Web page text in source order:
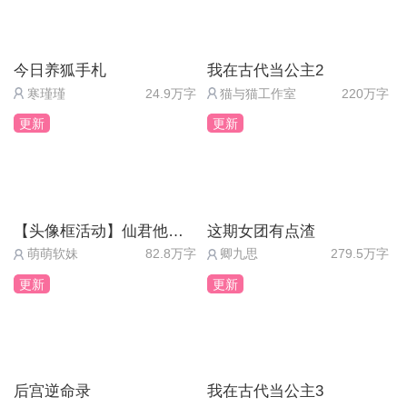
对周祈年说晚安（周祈年好感度+5）
让周祈年先挂电话（直觉+5）
拦住周祈年（直觉+5）
任由周祈年（理智+5）
今日养狐手札
寒瑾瑾 24.9万字
我在古代当公主2
猫与猫工作室 220万字
更新
【头像框活动】仙君他道心不稳
萌萌软妹 82.8万字
更新
这期女团有点渣
卿九思 279.5万字
更新
后宫逆命录
更新
我在古代当公主3